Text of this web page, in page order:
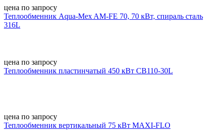
цена по запросу
Теплообменник Aqua-Mex AM-FE 70, 70 кВт, спираль сталь
316L
цена по запросу
Теплообменник пластинчатый 450 кВт CB110-30L
цена по запросу
Теплообменник вертикальный 75 кВт MAXI-FLO